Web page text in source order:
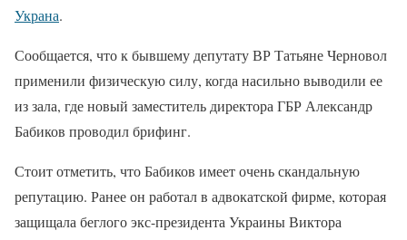
Украна.
Сообщается, что к бывшему депутату ВР Татьяне Черновол
применили физическую силу, когда насильно выводили ее
из зала, где новый заместитель директора ГБР Александр
Бабиков проводил брифинг.
Стоит отметить, что Бабиков имеет очень скандальную
репутацию. Ранее он работал в адвокатской фирме, которая
защищала беглого экс-президента Украины Виктора